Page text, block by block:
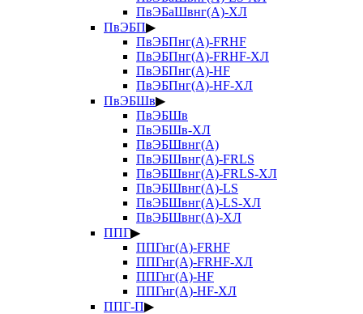
ПвЭБаШвнг(А)-ХЛ
ПвЭБП▶
ПвЭБПнг(А)-FRHF
ПвЭБПнг(А)-FRHF-ХЛ
ПвЭБПнг(А)-HF
ПвЭБПнг(А)-HF-ХЛ
ПвЭБШв▶
ПвЭБШв
ПвЭБШв-ХЛ
ПвЭБШвнг(А)
ПвЭБШвнг(А)-FRLS
ПвЭБШвнг(А)-FRLS-ХЛ
ПвЭБШвнг(А)-LS
ПвЭБШвнг(А)-LS-ХЛ
ПвЭБШвнг(А)-ХЛ
ППГ▶
ППГнг(А)-FRHF
ППГнг(А)-FRHF-ХЛ
ППГнг(А)-HF
ППГнг(А)-HF-ХЛ
ППГ-П▶